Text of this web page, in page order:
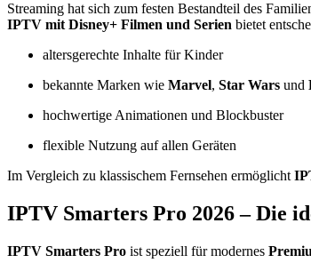
Streaming hat sich zum festen Bestandteil des
IPTV mit Disney+ Filmen und Serien bietet
altersgerechte Inhalte für Kinder
bekannte Marken wie Marvel, Star Wars und
hochwertige Animationen und Blockbuster
flexible Nutzung auf allen Geräten
Im Vergleich zu klassischem Fernsehen ermöglicht
IPTV Smarters Pro 2026 – Die
IPTV Smarters Pro ist speziell für modernes